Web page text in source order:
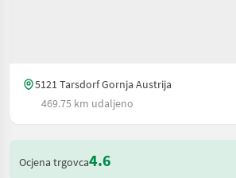
5121 Tarsdorf Gornja Austrija
469.75 km udaljeno
Ocjena trgovca4.6